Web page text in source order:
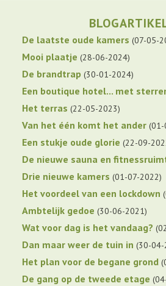
De laatste oude kamers 07-05-
Mooi plaatje 28-06-2024
De brandtrap 30-01-2024
Een boutique hotel... met
Het terras 22-05-2023
Van het één komt het ander 01-
Een stukje oude glorie 22-09-
De nieuwe sauna en
Drie nieuwe kamers 01-07-2022
Het voordeel van een lockdown
Ambtelijk gedoe 30-06-2021
Wat voor dag is het vandaag?
Dan maar weer de tuin in 30-
Het plan voor de begane grond
De gang op de tweede etage